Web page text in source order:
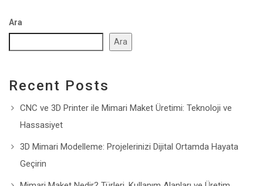
Ara
Ara
Recent Posts
CNC ve 3D Printer ile Mimari Maket Üretimi: Teknoloji ve
Hassasiyet
3D Mimari Modelleme: Projelerinizi Dijital Ortamda Hayata
Geçirin